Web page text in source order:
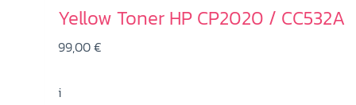
Yellow Toner HP CP2020 / CC532A
99,00€
i